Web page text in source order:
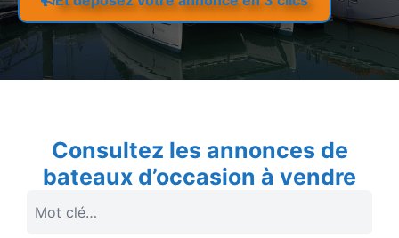
Consultez les annonces de
bateaux d’occasion à vendre